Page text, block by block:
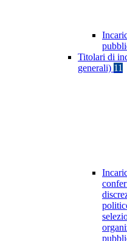
Titolari di
generali) 11